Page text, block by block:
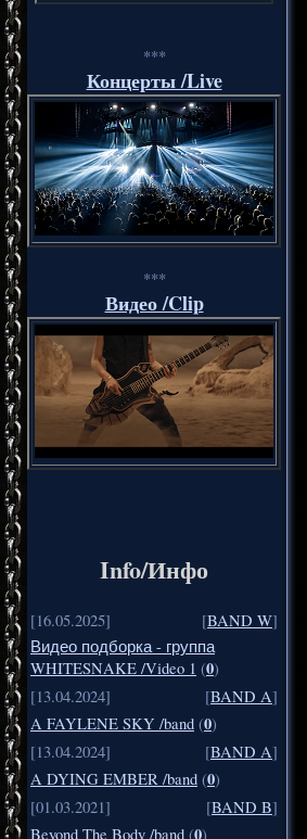
***
Концерты /Live
***
Видео /Clip
Info/Инфо
[16.05.2025] [BAND W]
Видео подборка - группа
WHITESNAKE /Video 1 (0)
[13.04.2024]
[BAND A]
A FAYLENE SKY /band (0)
[13.04.2024]
[BAND A]
A DYING EMBER /band (0)
[01.03.2021]
[BAND B]
Beyond The Body /band ( )